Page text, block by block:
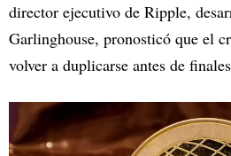
director ejecutivo de Ripple,
Garlinghouse, pronosticó que el
volver a duplicarse antes de